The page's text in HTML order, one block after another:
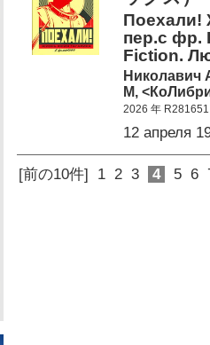
Поехали!
пер.с фр.
Fiction.
Николавич
М,
2026 年 R281651
12 апреля
[前の10件] 1 2 3 4 5 6